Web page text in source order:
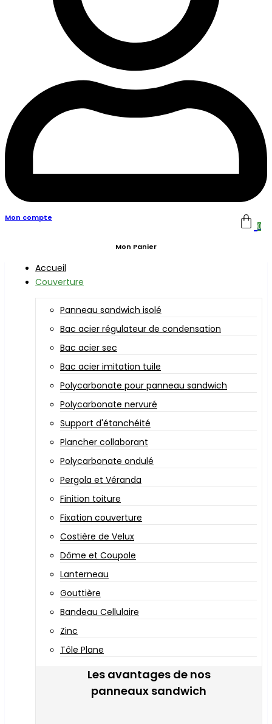
Mon compte
0
Mon Panier
Accueil
Couverture
Panneau sandwich isolé
Bac acier régulateur de condensation
Bac acier sec
Bac acier imitation tuile
Polycarbonate pour panneau sandwich
Polycarbonate nervuré
Support d'étanchéité
Plancher collaborant
Polycarbonate ondulé
Pergola et Véranda
Finition toiture
Fixation couverture
Costière de Velux
Dôme et Coupole
Lanterneau
Gouttière
Bandeau Cellulaire
Zinc
Tôle Plane
Les avantages de nos
panneaux sandwich